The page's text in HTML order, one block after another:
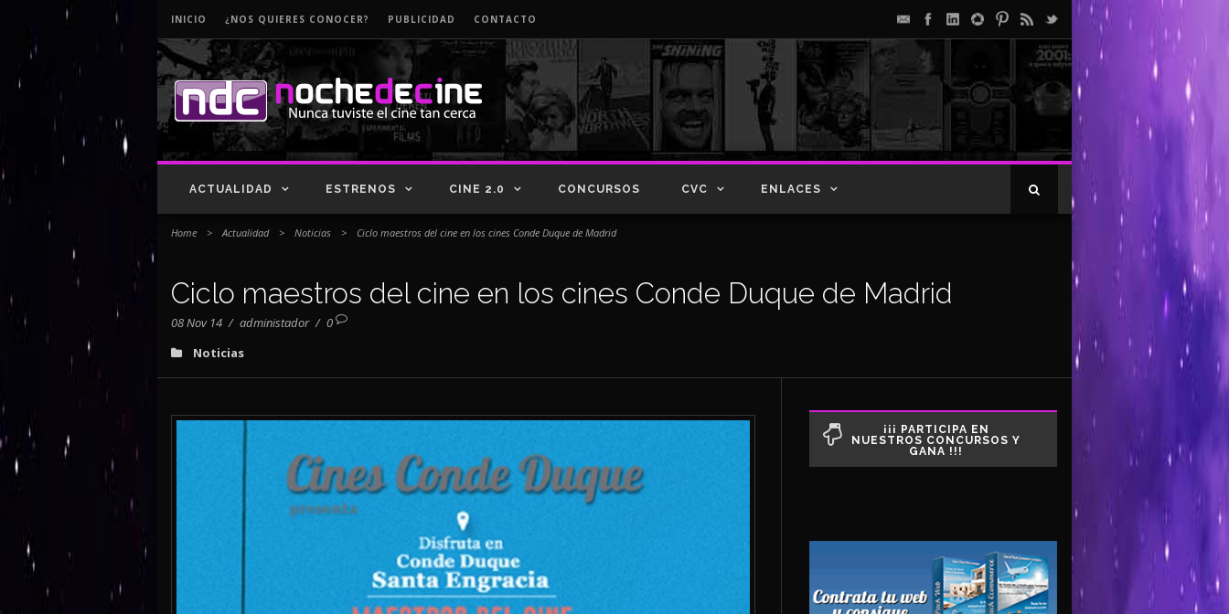
INICIO ¿NOS QUIERES CONOCER? PUBLICIDAD CONTACTO
ACTUALIDAD ESTRENOS CINE 2.0 CONCURSOS CVC ENLACES
Home > Actualidad > Noticias > Ciclo maestros del cine en los cines Conde Duque de Madrid
Ciclo maestros del cine en los cines Conde Duque de Madrid
08 Nov 14 / administador / 0
Noticias
¡¡¡ PARTICIPA EN
NUESTROS CONCURSOS Y
GANA !!!